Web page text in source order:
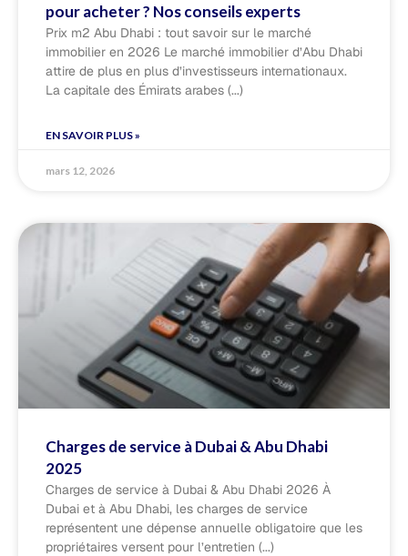
pour acheter ? Nos conseils experts
Prix m2 Abu Dhabi : tout savoir sur le marché
immobilier en 2026 Le marché immobilier d’Abu Dhabi
attire de plus en plus d’investisseurs internationaux.
La capitale des Émirats arabes
EN SAVOIR PLUS »
mars 12, 2026
Charges de service à Dubai & Abu Dhabi
2025
Charges de service à Dubai & Abu Dhabi 2026 À
Dubai et à Abu Dhabi, les charges de service
représentent une dépense annuelle obligatoire que les
propriétaires versent pour l’entretien